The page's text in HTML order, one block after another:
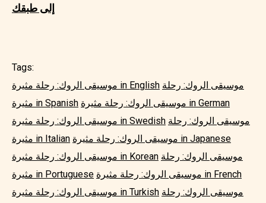
إلى طبقك
Tags:
موسيقى الروك: رحلة مثيرة in English موسيقى الروك: رحلة
مثيرة in Spanish
موسيقى الروك: رحلة مثيرة in German
موسيقى الروك: رحلة مثيرة in Swedish موسيقى الروك: رحلة
مثيرة in Italian
موسيقى الروك: رحلة مثيرة in Japanese
موسيقى الروك: رحلة مثيرة in Korean موسيقى الروك: رحلة
مثيرة in Portuguese
موسيقى الروك: رحلة مثيرة in French
موسيقى الروك: رحلة مثيرة in Turkish موسيقى الروك: رحلة